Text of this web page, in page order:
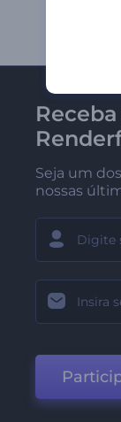
Seja um
nossas